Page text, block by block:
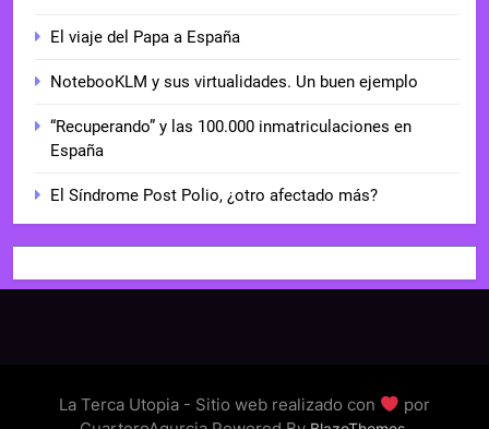
El viaje del Papa a España
NotebooKLM y sus virtualidades. Un buen ejemplo
“Recuperando” y las 100.000 inmatriculaciones en
España
El Síndrome Post Polio, ¿otro afectado más?
La Terca Utopia - Sitio web realizado con
por